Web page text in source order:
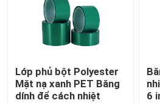
Băng dính BOPP
Băng dính giấy kraft
Lớp phủ bột Polyester
Mặt nạ xanh PET Băng
dính để cách nhiệt
6